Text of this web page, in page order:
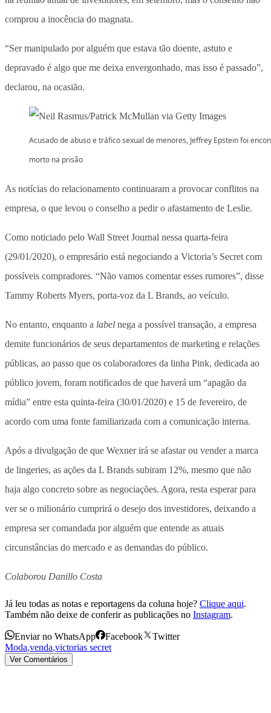
comprou a inocência do magnata.
“Ser manipulado por alguém que estava tão doente, astuto e
depravado é algo que me deixa envergonhado, mas isso é passado”,
declarou, na ocasião.
Acusado de abuso e tráfico sexual de menores, Jeffrey Epstein foi
morto na prisão
As notícias do relacionamento continuaram a provocar conflitos na
empresa, o que levou o conselho a pedir o afastamento de Leslie.
Como noticiado pelo Wall Street Journal nessa quarta-feira
(29/01/2020), o empresário está negociando a Victoria’s Secret com
possíveis compradores. “Não vamos comentar esses rumores”, disse
Tammy Roberts Myers, porta-voz da L Brands, ao veículo.
No entanto, enquanto a label nega a possível transação, a empresa
demite funcionários de seus departamentos de marketing e relações
públicas, ao passo que os colaboradores da linha Pink, dedicada ao
público jovem, foram notificados de que haverá um “apagão da
mídia” entre esta quinta-feira (30/01/2020) e 15 de fevereiro, de
acordo com uma fonte familiarizada com a comunicação interna.
Após a divulgação de que Wexner irá se afastar ou vender a marca
de lingeries, as ações da L Brands subiram 12%, mesmo que não
haja algo concreto sobre as negociações. Agora, resta esperar para
ver se o milionário cumprirá o desejo dos investidores, deixando a
empresa ser comandada por alguém que entende as atuais
circunstâncias do mercado e as demandas do público.
Colaborou Danillo Costa
Já leu todas as notas e reportagens da coluna hoje? Clique aqui.
Também não deixe de conferir as publicações no Instagram.
Enviar no WhatsApp Facebook
Twitter
Moda,venda,victorias secret
Ver Comentários